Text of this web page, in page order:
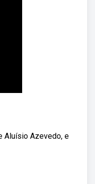
Aluísio Azevedo, e